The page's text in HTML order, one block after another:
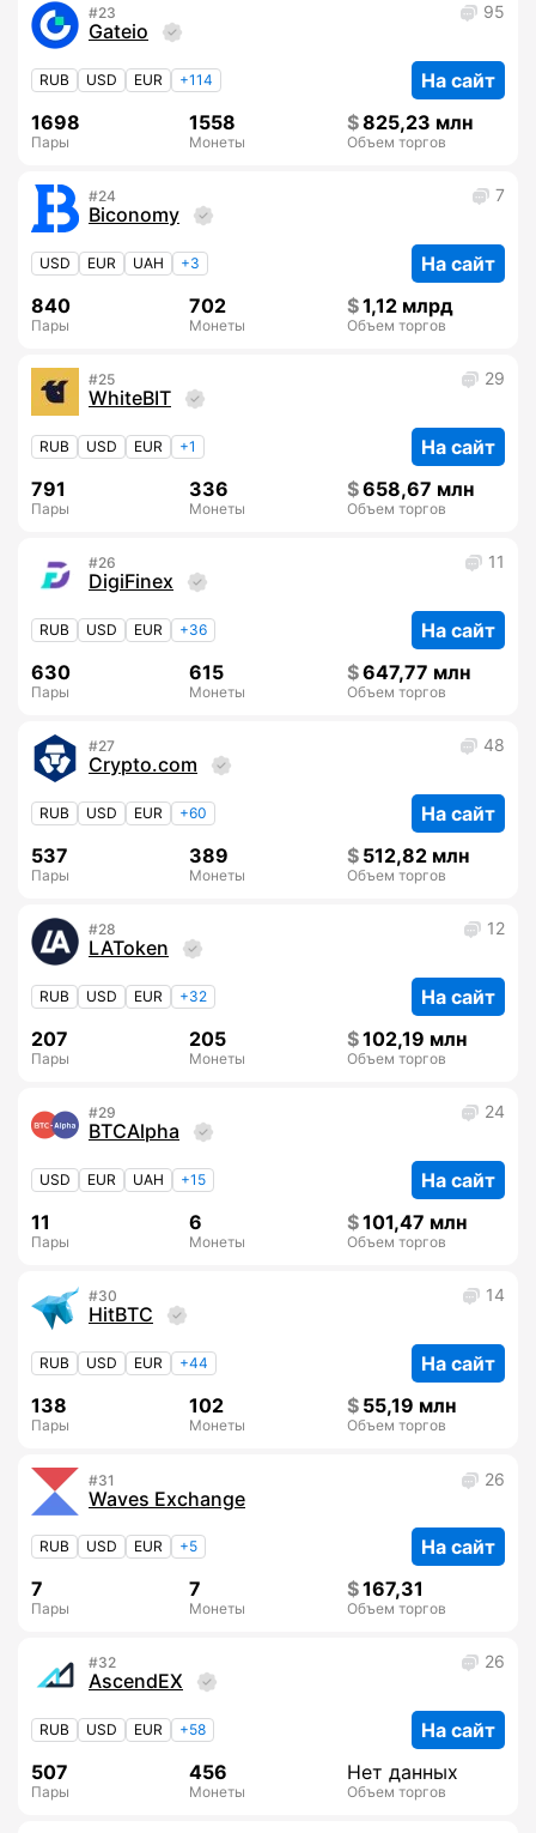
23
Gateio
95
RUB USD EUR +114
На сайт
1698
Пары
1558
Монеты
825,23 млн
Объем торгов
24
Biconomy
7
USD EUR UAH +3
На сайт
840
Пары
702
Монеты
1,12 млрд
Объем торгов
25
WhiteBIT
29
RUB USD EUR +1
На сайт
791
Пары
336
Монеты
658,67 млн
Объем торгов
26
DigiFinex
11
RUB USD EUR +36
На сайт
630
Пары
615
Монеты
647,77 млн
Объем торгов
27
Crypto.com
48
RUB USD EUR +60
На сайт
537
Пары
389
Монеты
512,82 млн
Объем торгов
28
LAToken
12
RUB USD EUR +32
На сайт
207
Пары
205
Монеты
102,19 млн
Объем торгов
29
BTCAlpha
24
USD EUR UAH +15
На сайт
11
Пары
6
Монеты
101,47 млн
Объем торгов
30
HitBTC
14
RUB USD EUR +44
На сайт
138
Пары
102
Монеты
55,19 млн
Объем торгов
31
Waves Exchange
26
RUB USD EUR +5
На сайт
7
Пары
7
Монеты
167,31
Объем торгов
32
AscendEX
26
RUB USD EUR +58
На сайт
507
Пары
456
Монеты
Нет данных
Объем торгов